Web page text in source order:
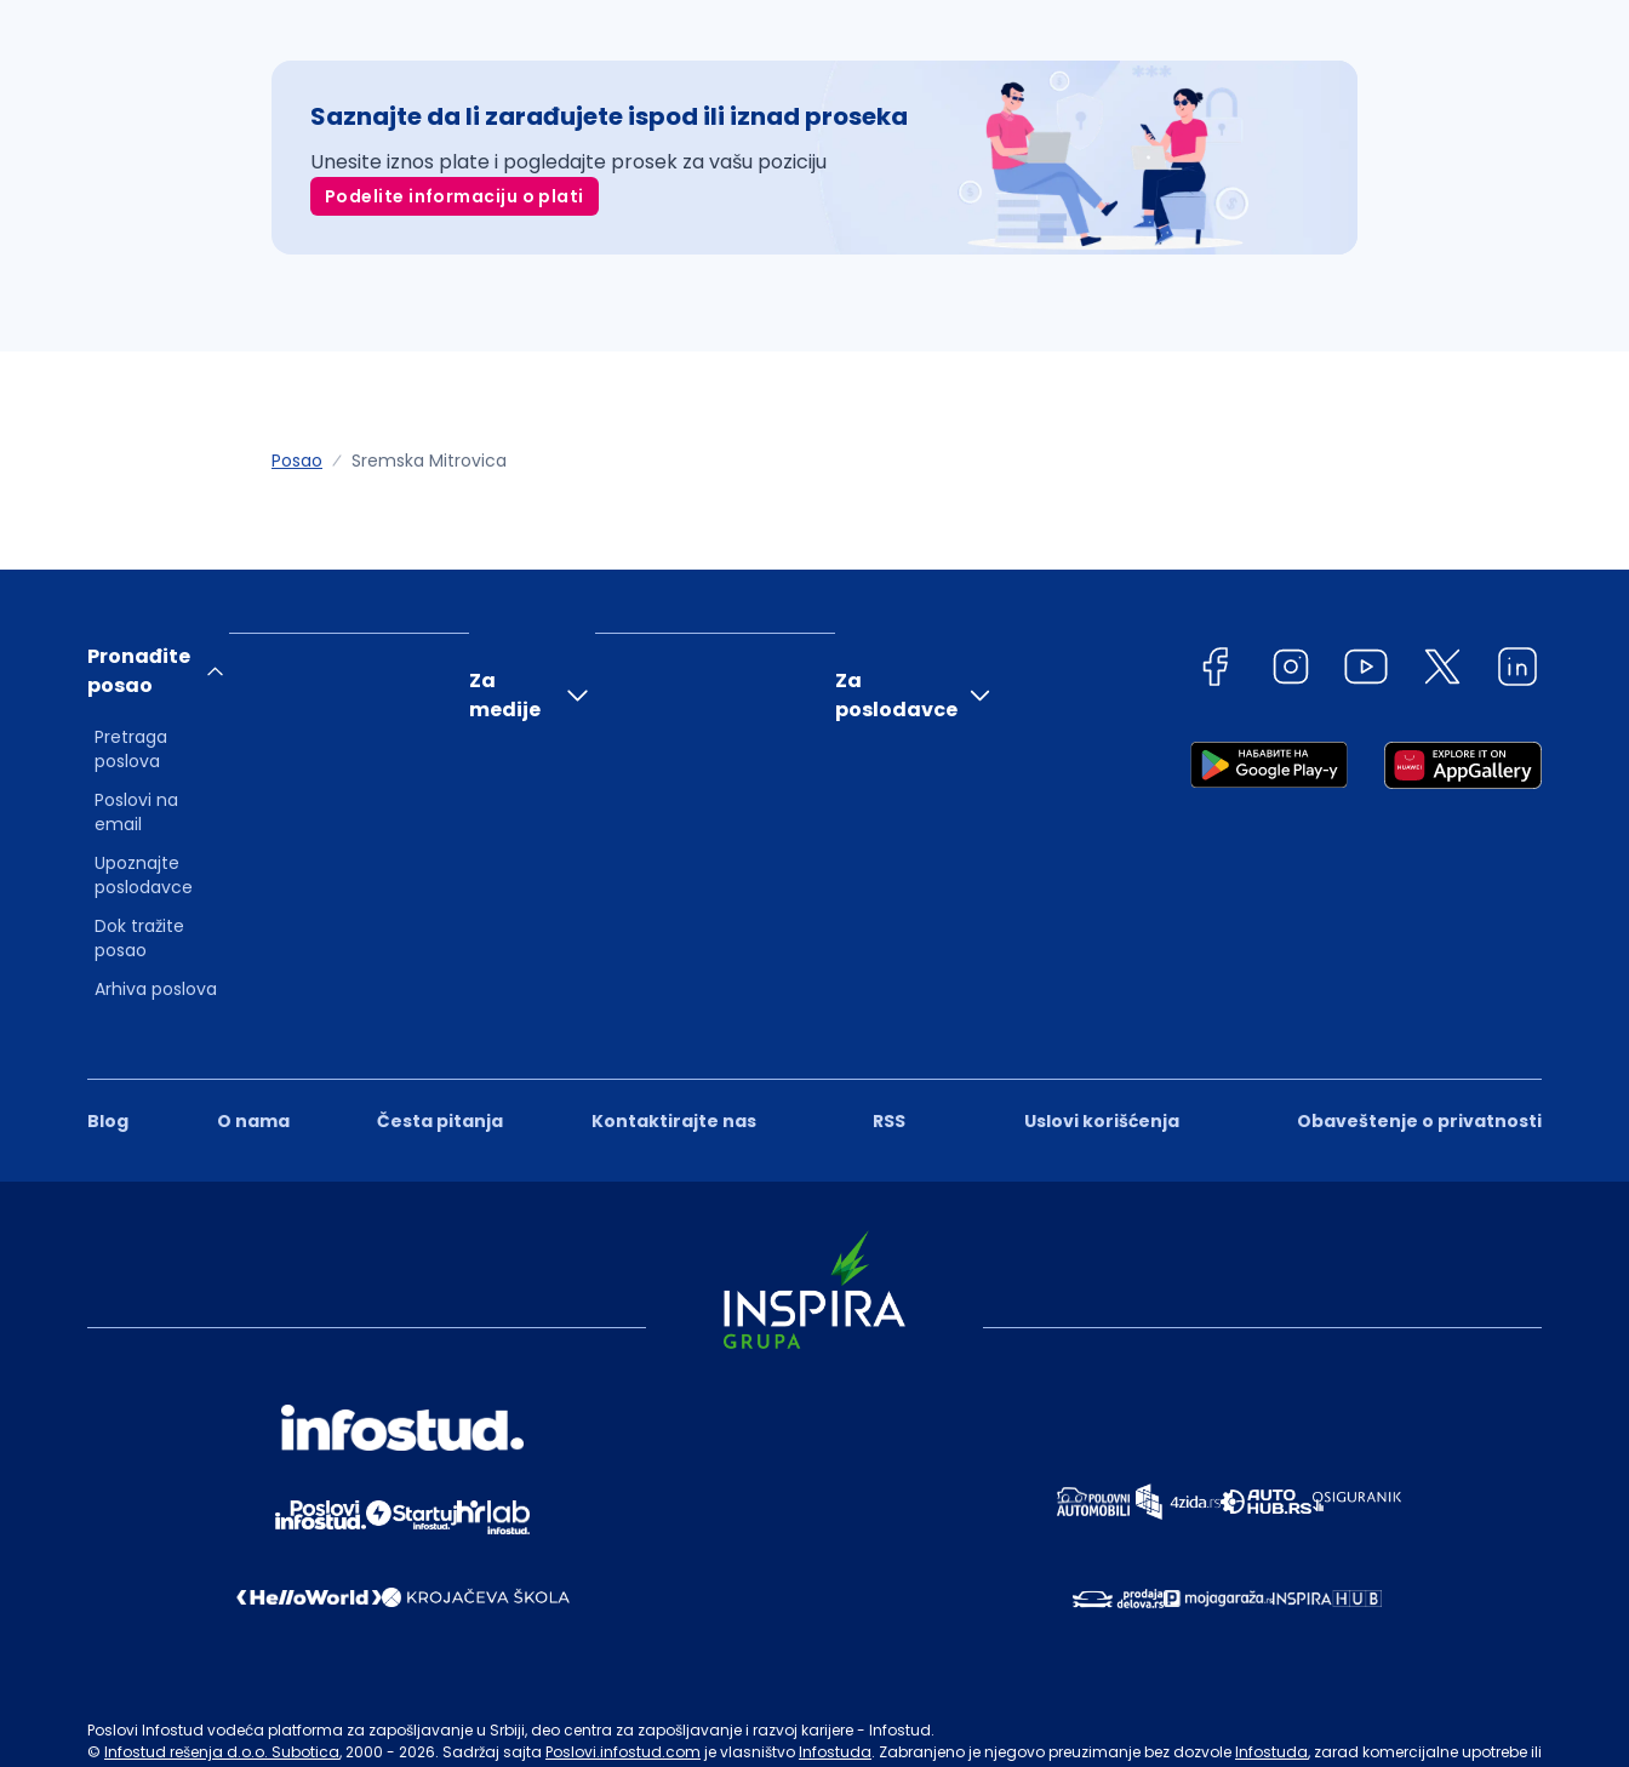
Saznajte da li zarađujete ispod ili iznad proseka
Unesite iznos plate i pogledajte prosek za vašu poziciju
Podelite informaciju o plati
Posao Sremska Mitrovica
Blog O nama Česta pitanja Kontaktirajte nas RSS Uslovi korišćenja Obaveštenje o privatnosti
Pronađite
posao
Pretraga
poslova
Poslovi na
email
Upoznajte
poslodavce
Dok tražite
posao
Arhiva poslova
Za
medije
Za
poslodavce
Poslovi Infostud vodeća platforma za zapošljavanje u Srbiji, deo centra za zapošljavanje i razvoj karijere - Infostud.
© Infostud rešenja d.o.o. Subotica, 2000 - 2026. Sadržaj sajta Poslovi.infostud.com je vlasništvoInfostuda. Zabranjeno je njegovo preuzimanje bez dozvoleInfostuda, zarad komercijalne upotrebe ili